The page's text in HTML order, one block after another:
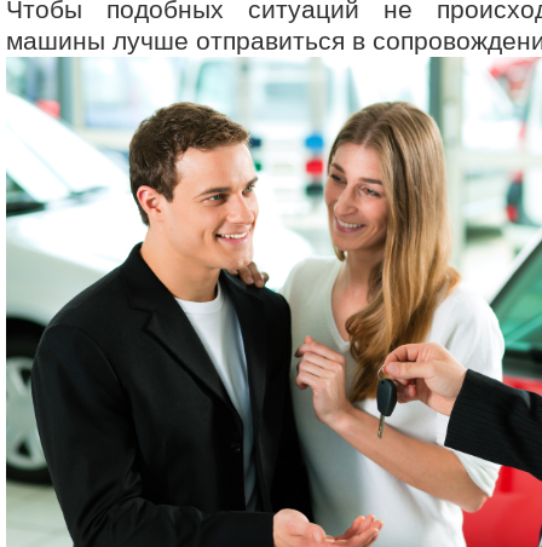
Чтобы подобных ситуаций не
машины лучше отправиться в